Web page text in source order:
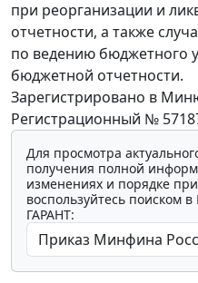
при реорганизации и
отчетности, а также
по ведению бюджетного
бюджетной отчетности.
Зарегистрировано в
Регистрационный №
Для просмотра
получения полной
изменениях и порядке
воспользуйтесь поиском
ГАРАНТ: